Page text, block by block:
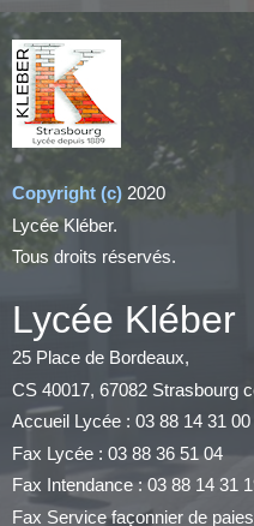
Copyright (c) 2020
Lycée Kléber.
Tous droits réservés.
Lycée Kléber
25 Place de Bordeaux,
CS 40017, 67082 Strasbourg
Accueil Lycée : 03 88 14 31 00
Fax Lycée : 03 88 36 51 04
Fax Intendance : 03 88 14 31
Fax Service façonnier de